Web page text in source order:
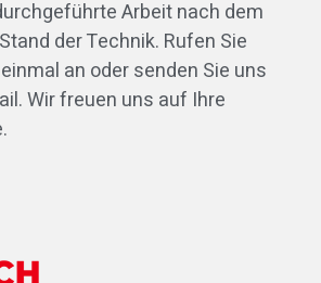
Arbeit nach dem
der Technik. Rufen Sie
an oder senden Sie uns
Wir freuen uns auf Ihre